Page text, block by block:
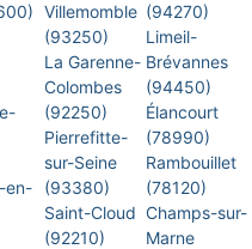
en-
Villemomble
(93250)
La Garenne-
Colombes
(92250)
Pierrefitte-
sur-Seine
(93380)
Saint-Cloud
(92210)
(94270)
Limeil-
Brévannes
(94450)
Élancourt
(78990)
Rambouillet
(78120)
Champs-sur-
Marne